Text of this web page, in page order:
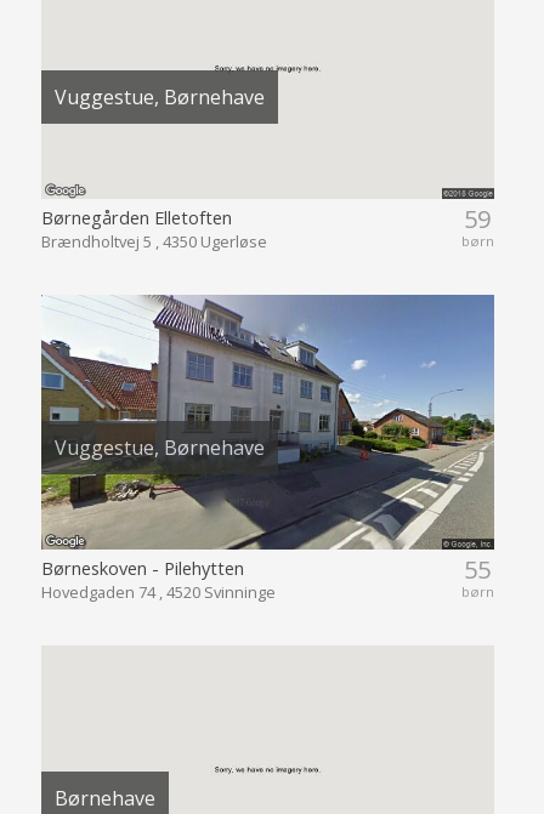
Vuggestue, Børnehave
59
børn
Børnegården Elletoften
Brændholtvej 5 , 4350 Ugerløse
Vuggestue, Børnehave
55
børn
Børneskoven - Pilehytten
Hovedgaden 74 , 4520 Svinninge
Børnehave